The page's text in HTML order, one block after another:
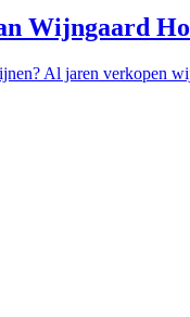
Wijngaard
Al jaren verkopen